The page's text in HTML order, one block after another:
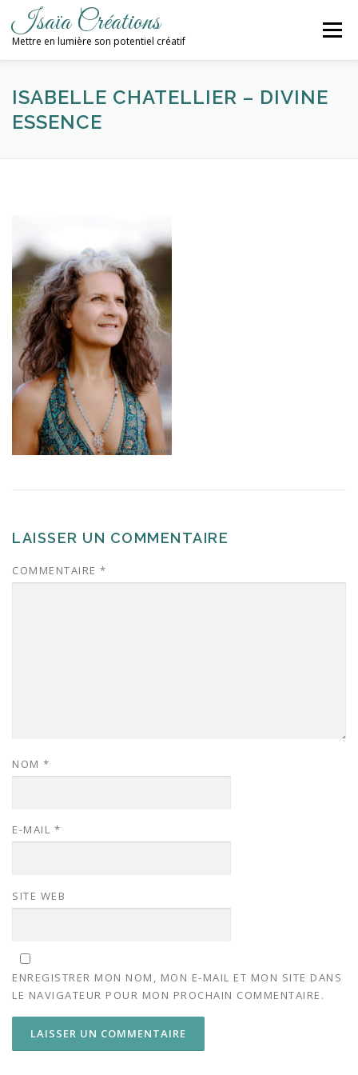
contenu
Isaïa Créations
Mettre en lumière son potentiel créatif
Menu
ACCUEIL MES CRÉATIONS ATELIERS
ISABELLE CHATELLIER – DIVINE
ESSENCE
LAISSER UN COMMENTAIRE
COMMENTAIRE *
NOM *
E-MAIL *
SITE WEB
ENREGISTRER MON NOM, MON E-MAIL ET MON SITE DANS
LE NAVIGATEUR POUR MON PROCHAIN COMMENTAIRE.